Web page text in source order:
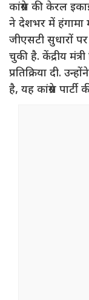
कांग्रेस की केरल
ने देशभर में हंगामा
जीएसटी सुधारों
चुकी है. केंद्रीय
प्रतिक्रिया दी.
है, यह कांग्रेस पार्टी